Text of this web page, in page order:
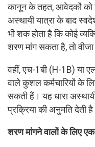
कानून के तहत, आवेदकों को
अस्थायी यात्रा के बाद
भी शक होता है कि कोई
शरण मांग सकता है, तो
वहीं, एच-1बी (H-1B) या
वाले कुशल कर्मचारियों के
सकती हैं। यह धारा
प्रक्रिया की अनुमति देती
शरण मांगने वालों के लिए